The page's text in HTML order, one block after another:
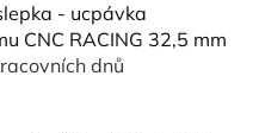
- ucpávka
CNC RACING 32,5 mm
dnů